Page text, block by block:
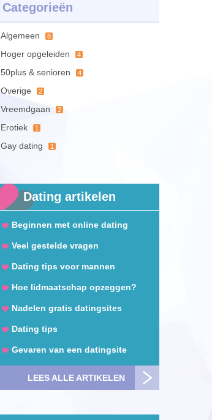
Categorieën
Algemeen 8
Hoger opgeleiden 4
50plus & senioren 4
Overige 2
Vreemdgaan 2
Erotiek 1
Gay dating 1
Dating artikelen
Beginnen met online dating
Veel gestelde vragen
Dating tips voor mannen
Hoe lidmaatschap opzeggen?
Nadelen gratis datingsites
Dating tips
Gevaren van een datingsite
LEES ALLE ARTIKELEN